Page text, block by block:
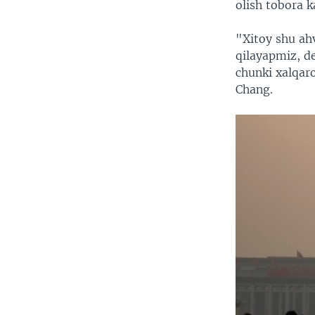
olish tobora
"Xitoy shu
qilayapmiz,
chunki
Chang.